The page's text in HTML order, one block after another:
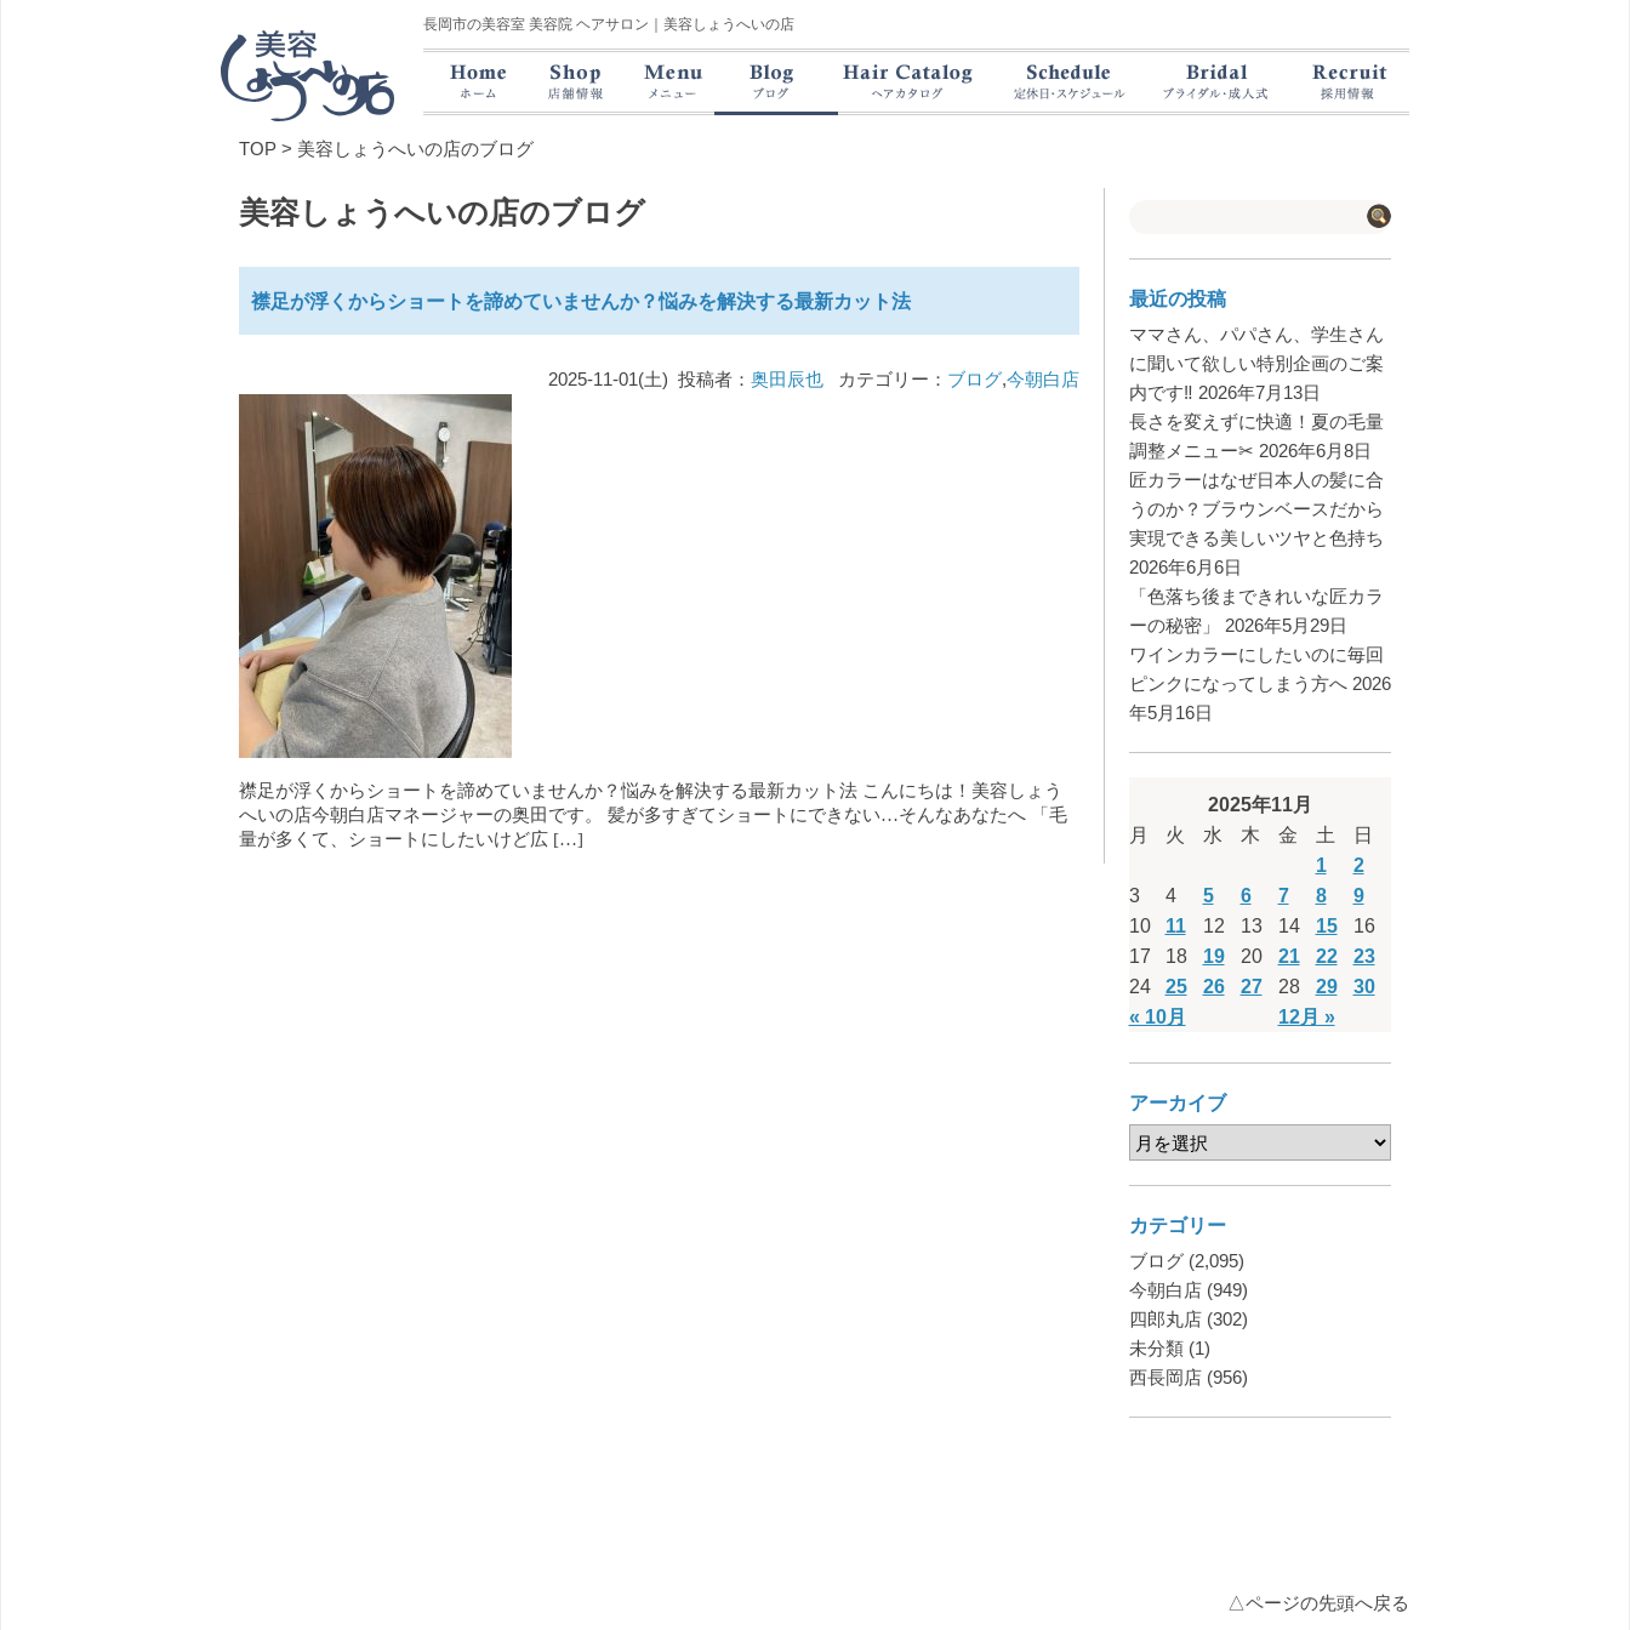
長岡市の美容室 美容院 ヘアサロン｜美容しょうへいの店
TOP > 美容しょうへいの店のブログ
美容しょうへいの店のブログ
襟足が浮くからショートを諦めていませんか？悩みを解決する最新カット法
2025-11-01(土) 投稿者： 奥田辰也カテゴリー： ブログ,今朝白店
襟足が浮くからショートを諦めていませんか？悩みを解決する最新カット法 こんにちは！美容しょう
へいの店今朝白店マネージャーの奥田です。 髪が多すぎてショートにできない…そんなあなたへ 「毛
量が多くて、ショートにしたいけど広 […]
最近の投稿
ママさん、パパさん、学生さん
に聞いて欲しい特別企画のご案
内です‼️ 2026年7月13日
長さを変えずに快適！夏の毛量
調整メニュー✂︎ 2026年6月8日
匠カラーはなぜ日本人の髪に合
うのか？ブラウンベースだから
実現できる美しいツヤと色持ち
2026年6月6日
「色落ち後まできれいな匠カラ
ーの秘密」
2026年5月29日
ワインカラーにしたいのに毎回
ピンクになってしまう方へ 2026
年5月16日
2025年11月
月
火 水 木 金 土 日
« 10月 12月 »
1
2
3
4 5 6 7 8
9
10
11 12 13 14 15
16
17
18 19 20 21 22
23
24
25 26 27 28 29 30
アーカイブ
カテゴリー
ブログ(2,095)
今朝白店(949)
四郎丸店(302)
未分類(1)
西長岡店(956)
△ページの先頭へ戻る